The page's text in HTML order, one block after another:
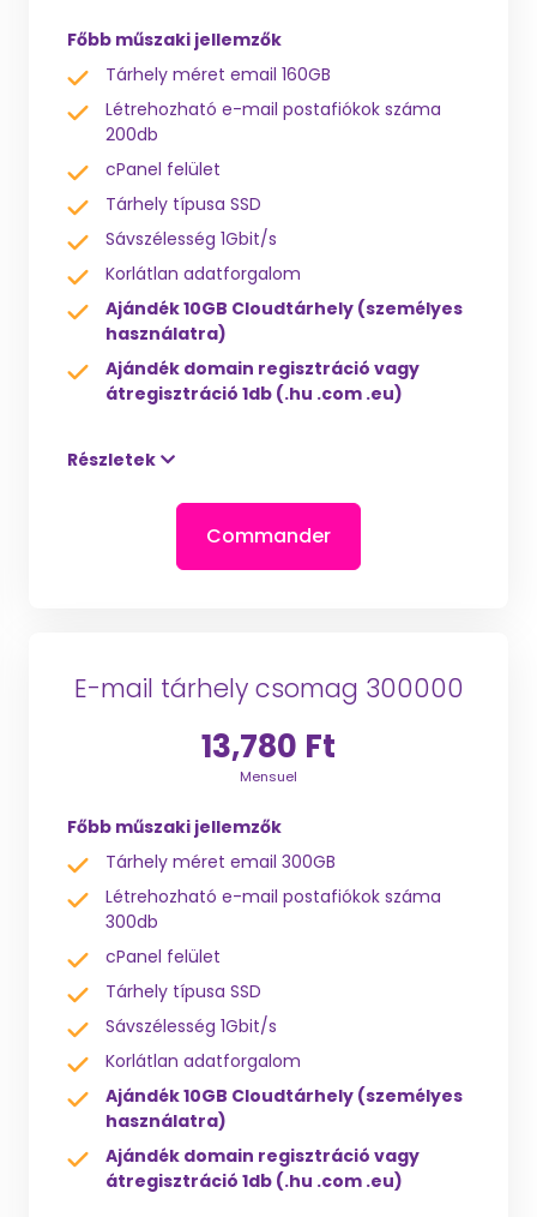
Főbb műszaki jellemzők
Tárhely méret email 160GB
Létrehozható e-mail postafiókok száma
200db
cPanel felület
Tárhely típusa SSD
Sávszélesség 1Gbit/s
Korlátlan adatforgalom
Ajándék 10GB Cloudtárhely (személyes
használatra)
Ajándék domain regisztráció vagy
átregisztráció 1db (.hu .com .eu)
Részletek
Commander
E-mail tárhely csomag 300000
13,780 Ft
Mensuel
Főbb műszaki jellemzők
Tárhely méret email 300GB
Létrehozható e-mail postafiókok száma
300db
cPanel felület
Tárhely típusa SSD
Sávszélesség 1Gbit/s
Korlátlan adatforgalom
Ajándék 10GB Cloudtárhely (személyes
használatra)
Ajándék domain regisztráció vagy
átregisztráció 1db (.hu .com .eu)